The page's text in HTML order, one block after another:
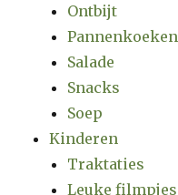
Ontbijt
Pannenkoeken
Salade
Snacks
Soep
Kinderen
Traktaties
Leuke filmpjes